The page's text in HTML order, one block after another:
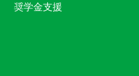
奨学金支援